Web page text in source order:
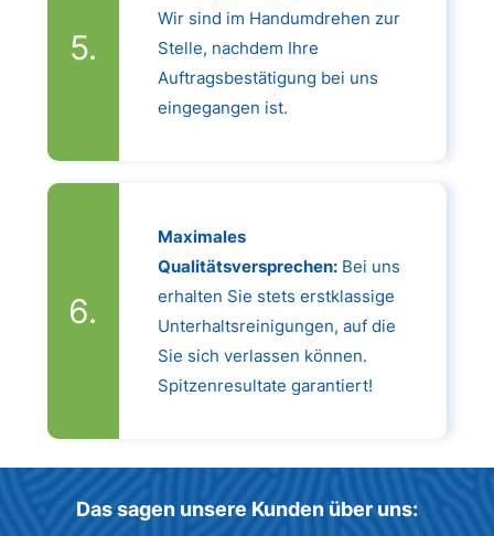
Wir sind im Handumdrehen zur
Stelle, nachdem Ihre
Auftragsbestätigung bei uns
eingegangen ist.
Maximales
Qualitätsversprechen:Bei uns
erhalten Sie stets erstklassige
Unterhaltsreinigungen, auf die
Sie sich verlassen können.
Spitzenresultate garantiert!
Das sagen unsere Kunden über uns: